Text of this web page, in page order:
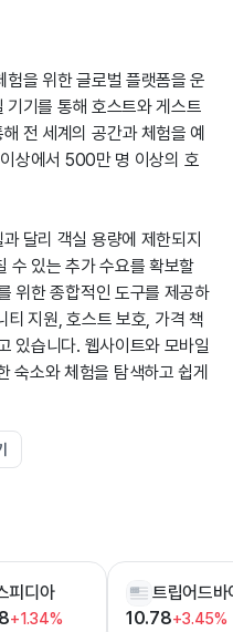
을 위한 글로벌 플랫폼을 운
기를 통해 호스트와 게스트
전 세계의 공간과 체험을 예
상에서 500만 명 이상의 호
달리 객실 용량에 제한되지
수 있는 추가 수요를 확보할
위한 종합적인 도구를 제공하
티 지원, 호스트 보호, 가격 책
있습니다. 웹사이트와 모바일
숙소와 체험을 탐색하고 쉽게
피디아
+1.34%
트립어드바
10.78+3.45%